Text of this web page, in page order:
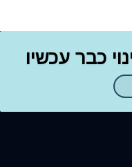
כבר עכשיו